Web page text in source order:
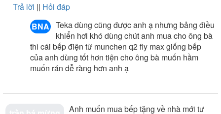
Trả lời || Hỏi đáp
BNA
teka dùng cũng được anh ạ nhưng bảng điều
khiển hơi khó dùng chút anh mua cho ông bà
thì cái bếp điện từ munchen q2 fly max giống bếp
của anh dùng tốt hơn tiện cho ông bà muốn hầm
muốn rán dễ ràng hơn anh ạ
anh muốn mua bếp tặng về nhà mới tư